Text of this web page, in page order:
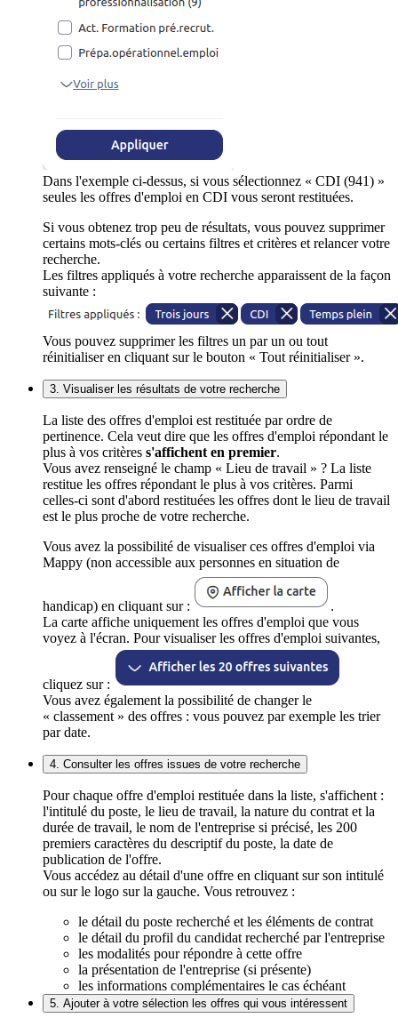
Dans l'exemple ci-dessus, si vous sélectionnez « CDI (941) »
seules les offres d'emploi en CDI vous seront restituées.
Si vous obtenez trop peu de résultats, vous pouvez supprimer
certains mots-clés ou certains filtres et critères et relancer votre
recherche.
Les filtres appliqués à votre recherche apparaissent de la façon
suivante :
Vous pouvez supprimer les filtres un par un ou tout
réinitialiser en cliquant sur le bouton « Tout réinitialiser ».
3. Visualiser les résultats de votre recherche
La liste des offres d'emploi est restituée par ordre de
pertinence. Cela veut dire que les offres d'emploi répondant le
plus à vos critères s'affichent en premier.
Vous avez renseigné le champ « Lieu de travail » ? La liste
restitue les offres répondant le plus à vos critères. Parmi
celles-ci sont d'abord restituées les offres dont le lieu de travail
est le plus proche de votre recherche.
Vous avez la possibilité de visualiser ces offres d'emploi via
Mappy (non accessible aux personnes en situation de
handicap) en cliquant sur :
.
La carte affiche uniquement les offres d'emploi que vous
voyez à l'écran. Pour visualiser les offres d'emploi suivantes,
cliquez sur :
Vous avez également la possibilité de changer le
« classement » des offres : vous pouvez par exemple les trier
par date.
4. Consulter les offres issues de votre recherche
Pour chaque offre d'emploi restituée dans la liste, s'affichent :
l'intitulé du poste, le lieu de travail, la nature du contrat et la
durée de travail, le nom de l'entreprise si précisé, les 200
premiers caractères du descriptif du poste, la date de
publication de l'offre.
Vous accédez au détail d'une offre en cliquant sur son intitulé
ou sur le logo sur la gauche. Vous retrouvez :
le détail du poste recherché et les éléments de contrat
le détail du profil du candidat recherché par l'entreprise
les modalités pour répondre à cette offre
la présentation de l'entreprise (si présente)
les informations complémentaires le cas échéant
5. Ajouter à votre sélection les offres qui vous intéressent